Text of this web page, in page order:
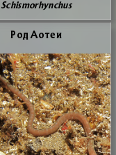
Schismorhynchus
Род Ао­теи